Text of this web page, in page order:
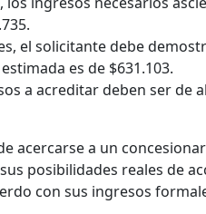
el solicitante debe
es de $631.103.
a acreditar deben ser de
acercarse a un
posibilidades reales de
con sus ingresos